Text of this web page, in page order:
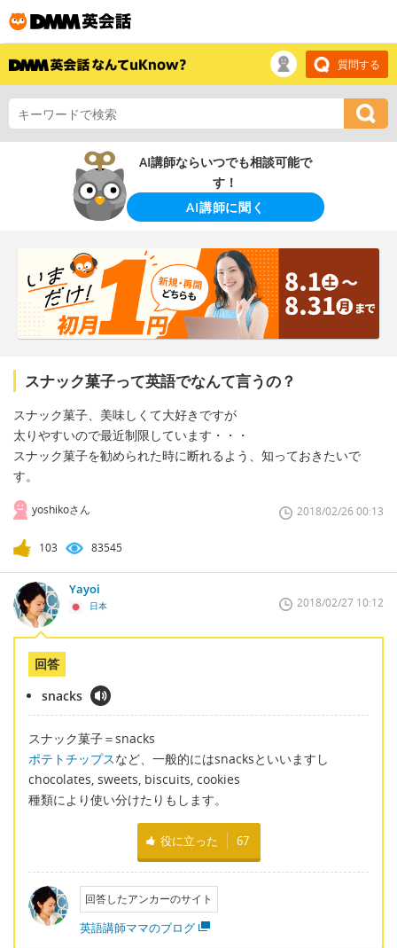
質問する
AI講師ならいつでも相談可能で
す！
AI講師に聞く
スナック菓子って英語でなんて言うの？
スナック菓子、美味しくて大好きですが
太りやすいので最近制限しています・・・
スナック菓子を勧められた時に断れるよう、知っておきたいで
す。
yoshikoさん 2018/02/26 00:13
103 83545
Yayoi
日本 2018/02/27 10:12
回答
snacks
スナック菓子＝snacks
ポテトチップスなど、一般的にはsnacksといいますし
chocolates, sweets, biscuits, cookies
種類により使い分けたりもします。
役に立った 67
回答したアンカーのサイト
英語講師ママのブログ